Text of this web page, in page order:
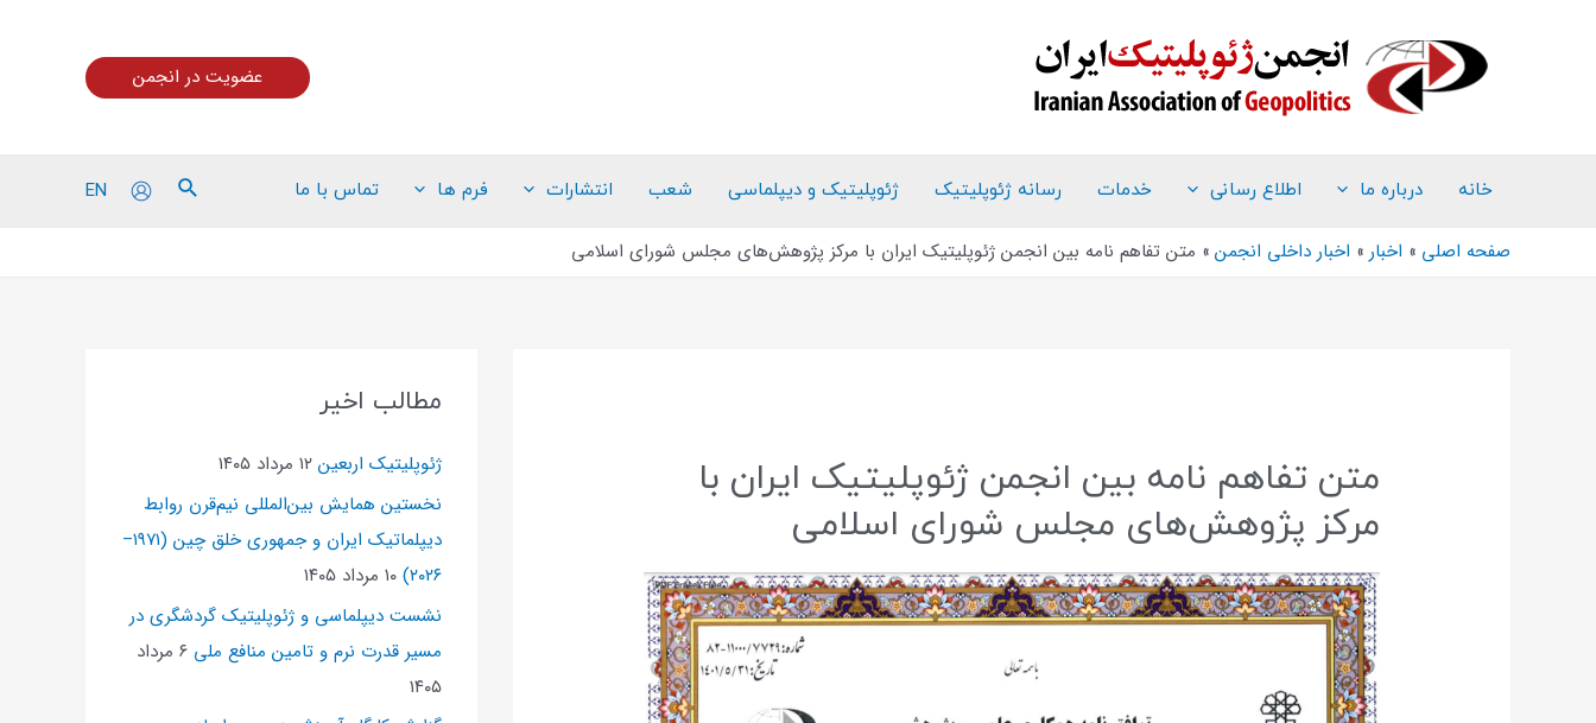
عضویت در انجمن
خانه درباره ما اطلاع رسانی خدمات رسانه ژئوپلیتیک ژئوپلیتیک و دیپلماسی شعب انتشارات فرم ها تماس با ما EN
صفحه اصلی اخبار اخبار داخلی انجمن متن تفاهم نامه بین انجمن ژئوپلیتیک ایران با مرکز پژوهش‌های مجلس شورای اسلامی
متن تفاهم نامه بین انجمن ژئوپلیتیک ایران با
مرکز پژوهش‌های مجلس شورای اسلامی
مطالب اخیر
ژئوپلیتیک اربعین ۱۲ مرداد ۱۴۰۵
نخستین همایش بین‌المللی نیم‌قرن روابط
دیپلماتیک ایران و جمهوری خلق چین (۱۹۷۱–
۲۰۲۶) ۱۰ مرداد ۱۴۰۵
نشست دیپلماسی و ژئو‌پلیتیک گردشگری در
مسیر قدرت نرم و تامین منافع ملی
۶ مرداد
۱۴۰۵